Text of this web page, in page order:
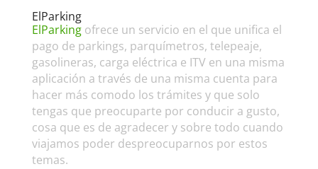
ElParking
ElParkingofrece un servicio en el que unifica el
pago de parkings, parquímetros, telepeaje,
gasolineras, carga eléctrica e ITV en una misma
aplicación a través de una misma cuenta para
hacer más comodo los trámites y que solo
tengas que preocuparte por conducir a gusto,
cosa que es de agradecer y sobre todo cuando
viajamos poder despreocuparnos por estos
temas.